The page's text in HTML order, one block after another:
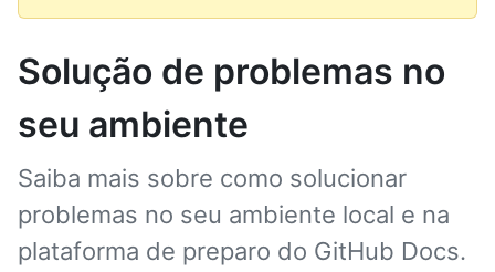
Solução de problemas no
seu ambiente
Saiba mais sobre como solucionar
problemas no seu ambiente local e na
plataforma de preparo do GitHub Docs.